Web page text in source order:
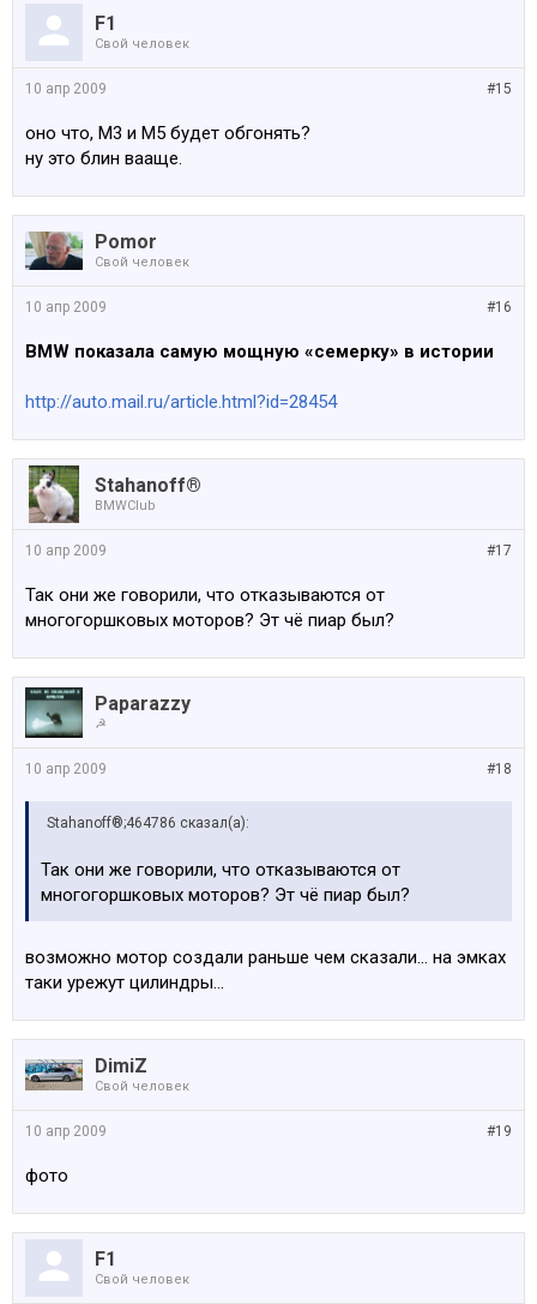
F1
Свой человек
#15
10 апр 2009
оно что, М3 и М5 будет обгонять?
ну это блин вааще.
Pomor
Свой человек
#16
10 апр 2009
BMW показала самую мощную «семерку» в истории
http://auto.mail.ru/article.html?id=28454
Stahanoff®
BMWClub
#17
10 апр 2009
Так они же говорили, что отказываются от
многогоршковых моторов? Эт чё пиар был?
Paparazzy
☭
#18
10 апр 2009
Stahanoff®;464786 сказал(а):
Так они же говорили, что отказываются от
многогоршковых моторов? Эт чё пиар был?
возможно мотор создали раньше чем сказали... на эмках
таки урежут цилиндры...
DimiZ
Свой человек
#19
10 апр 2009
фото
F1
Свой человек